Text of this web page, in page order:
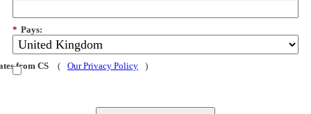
* Pays:
from CS ( Our Privacy Policy )